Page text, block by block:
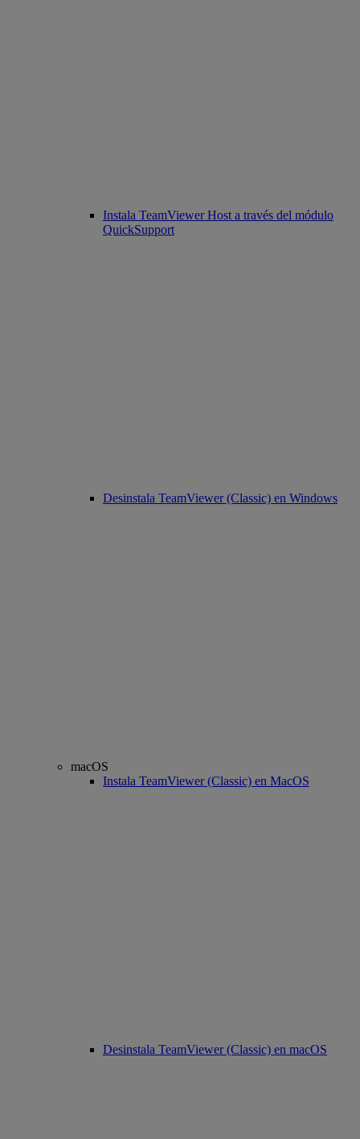
Instala TeamViewer Host a través del módulo
QuickSupport
Desinstala TeamViewer (Classic) en Windows
macOS
Instala TeamViewer (Classic) en MacOS
Desinstala TeamViewer (Classic) en macOS